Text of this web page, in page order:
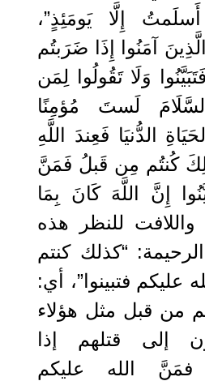
إِلَّا يَومَئِذٍ”،
آمَنُوا إِذَا ضَرَبتُم
وَلَا تَقُولُوا لِمَن
لَستَ مُؤمِنًا
الدُّنيَا فَعِندَ اللَّهِ
كُنتُم مِن قَبلُ فَمَنَّ
إِنَّ اللَّهَ كَانَ بِمَا
واللافت للنظر هذه
الرحيمة: “كذلك كنتم
عليكم فتبينوا”، أي:
من قبل مثل هؤلاء
إلى قتلهم إذا
الله عليكم